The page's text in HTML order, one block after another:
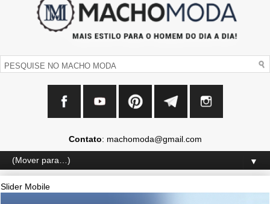
Contato: machomoda@gmail.com
▼
Slider Mobile